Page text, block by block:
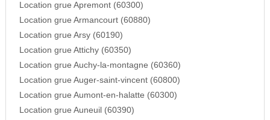
Location grue Apremont (60300)
Location grue Armancourt (60880)
Location grue Arsy (60190)
Location grue Attichy (60350)
Location grue Auchy-la-montagne (60360)
Location grue Auger-saint-vincent (60800)
Location grue Aumont-en-halatte (60300)
Location grue Auneuil (60390)